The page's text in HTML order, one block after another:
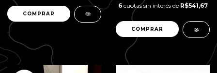
6cuotas sin interés de R$541,67